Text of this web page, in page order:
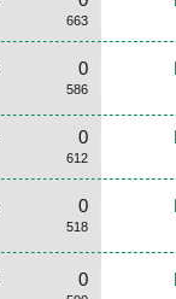
663
0
586
0
612
0
518
0